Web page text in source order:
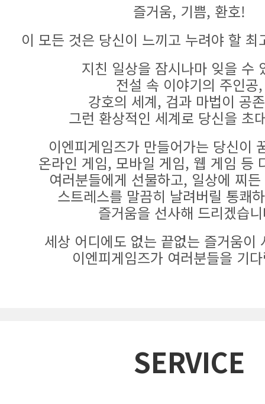
즐거움, 기쁨, 환호!
이 모든 것은 당신이 느끼고 누려야 할 최
지친 일상을 잠시나마 잊을 수
전설 속 이야기의 주인공,
강호의 세계, 검과 마법이 공
그런 환상적인 세계로 당신을 초
이엔피게임즈가 만들어가는 당신이
온라인 게임, 모바일 게임, 웹 게임 등
여러분들에게 선물하고, 일상에 찌
스트레스를 말끔히 날려버릴 통쾌
즐거움을 선사해 드리겠습
세상 어디에도 없는 끝없는 즐거움이
이엔피게임즈가 여러분들을 기
SERVICE